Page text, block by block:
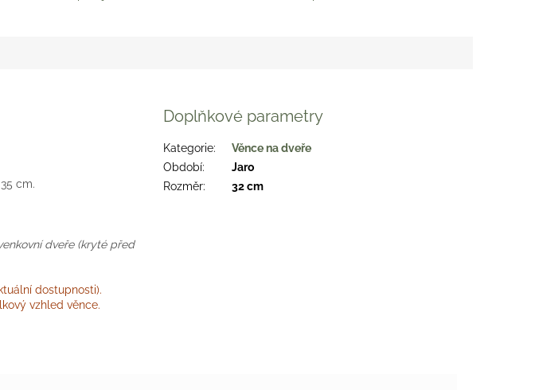
cm.
dveře (kryté před
dostupnosti).
vzhled věnce.
Doplňkové parametry
Kategorie:
Věnce na dveře
Období:
Jaro
Rozměr: 32 cm